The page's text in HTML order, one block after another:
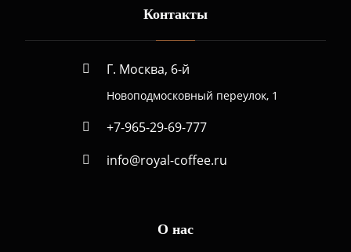
Контакты
Г. Москва, 6-й
Новоподмосковный переулок, 1
+7-965-29-69-777
info@royal-coffee.ru
О нас